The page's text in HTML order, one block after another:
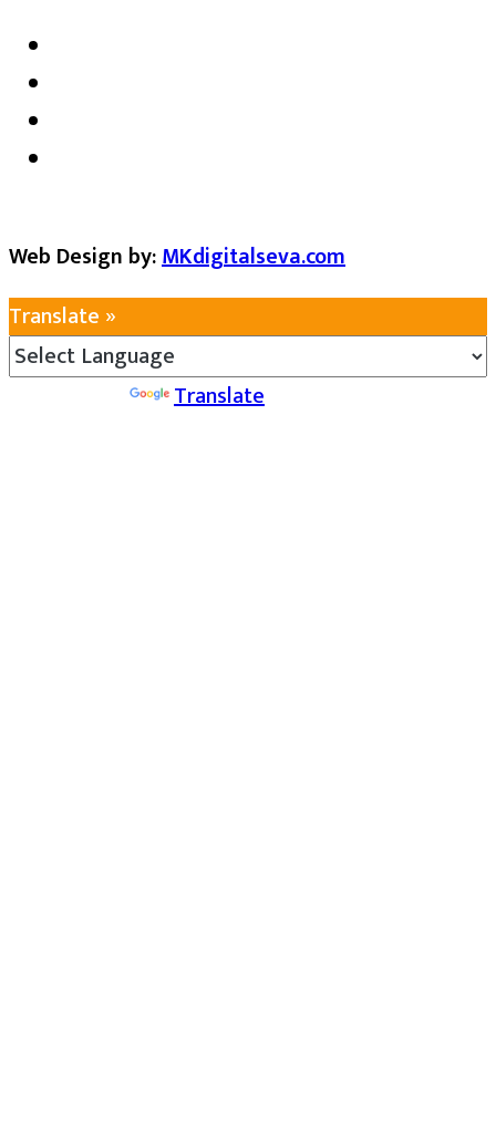
Web Design by:MKdigitalseva.com
Translate »
Translate